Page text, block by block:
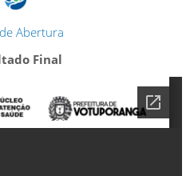
Abertura
Final